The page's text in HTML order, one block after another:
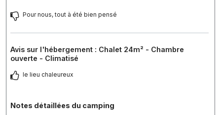
Pour nous, tout à été bien pensé
Avis sur l'hébergement : Chalet 24m² - Chambre
ouverte - Climatisé
le lieu chaleureux
Notes détaillées du camping